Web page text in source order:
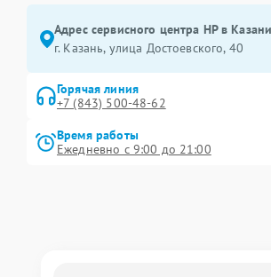
Адрес сервисного центра HP в
г. Казань, улица Достоевского, 40
Горячая линия
+7 (843) 500-48-62
Время работы
Ежедневно с 9:00 до 21:00